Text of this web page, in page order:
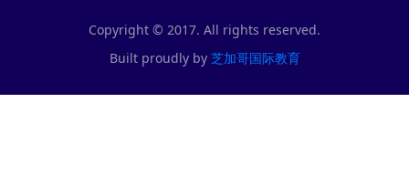
Copyright © 2017. All rights reserved.
Built proudly by 芝加哥国际教育